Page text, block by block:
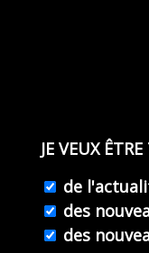
JE VEUX
de
des
des